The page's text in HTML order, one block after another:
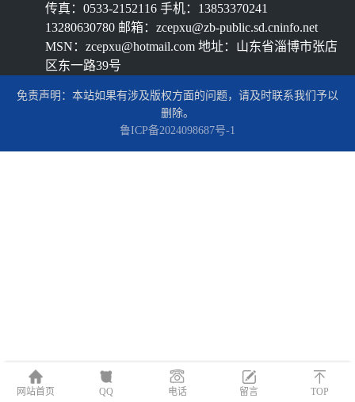
传真：0533-2152116 手机：13853370241
13280630780 邮箱：zcepxu@zb-public.sd.cninfo.net
MSN：zcepxu@hotmail.com 地址：山东省淄博市张店
区东一路39号
免责声明：本站如果有涉及版权方面的问题，请及时联系我们予以
删除。
鲁ICP备2024098687号-1
网站首页 QQ 电话 留言 TOP